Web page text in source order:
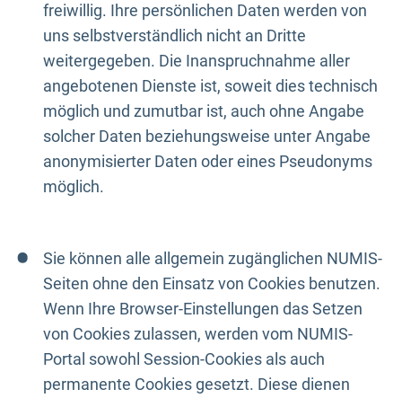
freiwillig. Ihre persönlichen Daten werden von
uns selbstverständlich nicht an Dritte
weitergegeben. Die Inanspruchnahme aller
angebotenen Dienste ist, soweit dies technisch
möglich und zumutbar ist, auch ohne Angabe
solcher Daten beziehungsweise unter Angabe
anonymisierter Daten oder eines Pseudonyms
möglich.
Sie können alle allgemein zugänglichen NUMIS-
Seiten ohne den Einsatz von Cookies benutzen.
Wenn Ihre Browser-Einstellungen das Setzen
von Cookies zulassen, werden vom NUMIS-
Portal sowohl Session-Cookies als auch
permanente Cookies gesetzt. Diese dienen